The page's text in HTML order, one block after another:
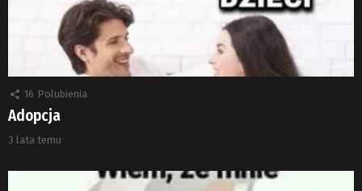
16 Polubienia
Adopcja
3 lata temu